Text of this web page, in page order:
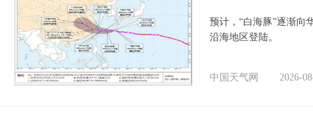
预计，“白海豚”逐渐向
沿海地区登陆。
中国天气网 2026-